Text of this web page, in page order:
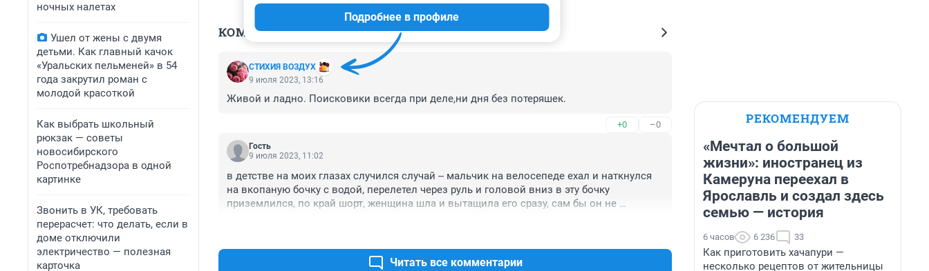
ночных налетах
Ушел от жены с двумя
детьми. Как главный качок
«Уральских пельменей» в 54
года закрутил роман с
молодой красоткой
Как выбрать школьный
рюкзак — советы
новосибирского
Роспотребнадзора в одной
картинке
Звонить в УК, требовать
перерасчет: что делать, если в
доме отключили
электричество — полезная
карточка
КОММЕНТАРИИ 10
СТИХИЯ ВОЗДУХ
Подробнее в профиле
9 июля 2023, 13:16
Живой и ладно. Поисковики всегда при деле,ни дня без потеряшек.
+0 –0
Гость
9 июля 2023, 11:02
в детстве на моих глазах случился случай -- мальчик на велосепеде ехал и наткнулся
на вкопаную бочку с водой, перелетел через руль и головой вниз в эту бочку
приземлился, по край шорт, женщина шла и вытащила его сразу, сам бы он не
Читать все комментарии
РЕКОМЕНДУЕМ
«Мечтал о большой
жизни»: иностранец из
Камеруна переехал в
Ярославль и создал здесь
семью — история
6 часов 6 236 33
Как приготовить хачапури —
несколько рецептов от жительницы